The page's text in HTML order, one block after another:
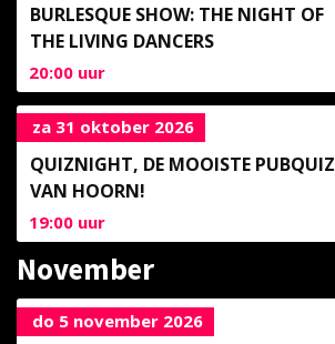
BURLESQUE SHOW: THE NIGHT OF
THE LIVING DANCERS
20:00 uur
za 31 oktober 2026
QUIZNIGHT, DE MOOISTE PUBQUIZ
VAN HOORN!
19:00 uur
November
do 5 november 2026